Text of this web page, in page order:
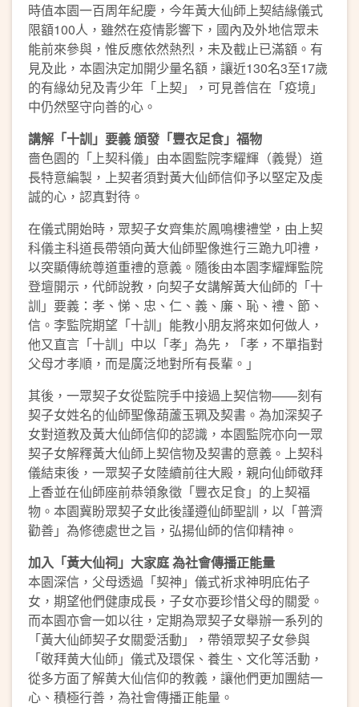
時值本園一百周年紀慶，今年黃大仙師上契結緣儀式
限額100人，雖然在疫情影響下，國內及外地信眾未
能前來參與，惟反應依然熱烈，未及截止已滿額。有
見及此，本園決定加開少量名額，讓近130名3至17歲
的有緣幼兒及青少年「上契」，可見善信在「疫境」
中仍然堅守向善的心。
講解「十訓」要義 頒發「豐衣足食」福物
嗇色園的「上契科儀」由本園監院李耀輝（義覺）道
長特意編製，上契者須對黃大仙師信仰予以堅定及虔
誠的心，認真對待。
在儀式開始時，眾契子女齊集於鳳鳴樓禮堂，由上契
科儀主科道長帶領向黃大仙師聖像進行三跪九叩禮，
以突顯傳統尊道重禮的意義。隨後由本園李耀輝監院
登壇開示，代師說教，向契子女講解黃大仙師的「十
訓」要義：孝、悌、忠、仁、義、廉、恥、禮、節、
信。李監院期望「十訓」能教小朋友將來如何做人，
他又直言「十訓」中以「孝」為先，「孝，不單指對
父母才孝順，而是廣泛地對所有長輩。」
其後，一眾契子女從監院手中接過上契信物——刻有
契子女姓名的仙師聖像葫蘆玉珮及契書。為加深契子
女對道教及黃大仙師信仰的認識，本園監院亦向一眾
契子女解釋黃大仙師上契信物及契書的意義。上契科
儀結束後，一眾契子女陸續前往大殿，親向仙師敬拜
上香並在仙師座前恭領象徵「豐衣足食」的上契福
物。本園冀盼眾契子女此後謹遵仙師聖訓，以「普濟
勸善」為修德處世之旨，弘揚仙師的信仰精神。
加入「黃大仙祠」大家庭 為社會傳播正能量
本園深信，父母透過「契神」儀式祈求神明庇佑子
女，期望他們健康成長，子女亦要珍惜父母的關愛。
而本園亦會一如以往，定期為眾契子女舉辦一系列的
「黃大仙師契子女關愛活動」，帶領眾契子女參與
「敬拜黄大仙師」儀式及環保、養生、文化等活動，
從多方面了解黄大仙信仰的教義，讓他們更加團結一
心、積極行善，為社會傳播正能量。